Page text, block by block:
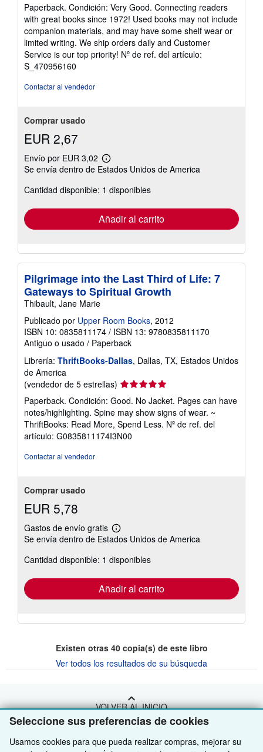
Seleccione sus preferencias de cookies
Usamos cookies para que pueda realizar compras, mejorar su
vendedor:
5
de
5
estrellas
Paperback. Condición: Very Good. Connecting readers
with great books since 1972! Used books may not include
companion materials, and may have some shelf wear or
limited writing. We ship orders daily and Customer
Service is our top priority! Nº de ref. del artículo:
S_470956160
Contactar al vendedor
Comprar usado
EUR 2,67
Envío por EUR 3,02
Más
información
las
tarifas
envío
Se envía dentro de Estados Unidos de America
Cantidad disponible: 1 disponibles
Añadir al carrito
Pilgrimage into the Last Third of Life: 7
Gateways to Spiritual Growth
Thibault, Jane Marie
Publicado por Upper Room Books, 2012
ISBN 10: 0835811174 / ISBN 13: 9780835811170
Antiguo o usado / Paperback
Librería: ThriftBooks-Dallas, Dallas, TX, Estados Unidos
de America
(vendedor de 5 estrellas) Calificación
del
vendedor:
5
de
5
Paperback. Condición: Good. No Jacket. Pages can have
notes/highlighting. Spine may show signs of wear. ~
ThriftBooks: Read More, Spend Less. Nº de ref. del
artículo: G0835811174I3N00
Contactar al vendedor
Comprar usado
EUR 5,78
Gastos de envío gratis
Más
información
las
tarifas
envío
Se envía dentro de Estados Unidos de America
Cantidad disponible: 1 disponibles
Añadir al carrito
Existen otras 40copia(s) de este libro
Ver todos los resultados de su búsqueda
VOLVER AL INICIO
Compre con nosotros